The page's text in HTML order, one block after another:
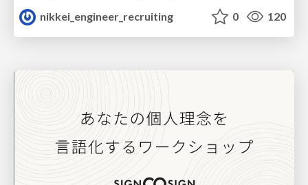
nikkei_engineer_recruiting
0 120